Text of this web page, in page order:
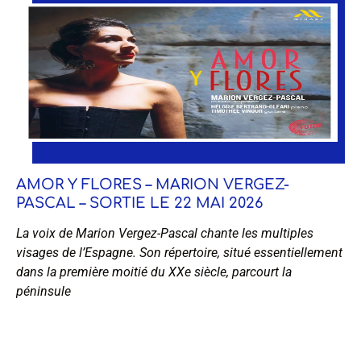
AMOR Y FLORES – MARION VERGEZ-
PASCAL – SORTIE LE 22 MAI 2026
La voix de Marion Vergez-Pascal chante les multiples
visages de l’Espagne. Son répertoire, situé essentiellement
dans la première moitié du XXe siècle, parcourt la
péninsule